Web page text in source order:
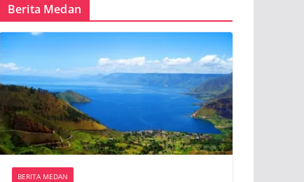
Berita Medan
BERITA MEDAN